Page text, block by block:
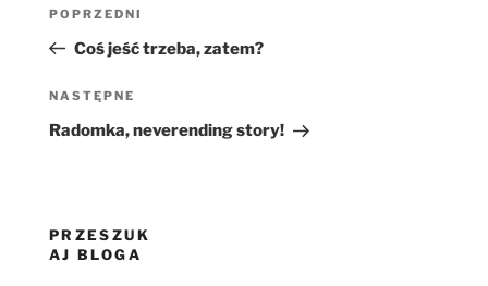
Poprzedni
wpis
POPRZEDNI
Coś jeść trzeba, zatem?
Następny
wpis
NASTĘPNE
Radomka, neverending story!
PRZESZUK
AJ BLOGA